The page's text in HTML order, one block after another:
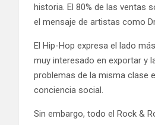
historia. El 80% de las ventas
el mensaje de artistas como
El Hip-Hop expresa el lado
muy interesado en exportar y
problemas de la misma clase
conciencia social.
Sin embargo, todo el Rock &